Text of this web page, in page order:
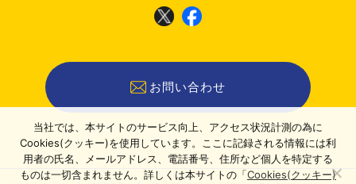
お問い合わせ
当社では、本サイトのサービス向上、アクセス状況計測の為に
Cookies(クッキー)を使用しています。ここに記録される情報には利
用者の氏名、メールアドレス、電話番号、住所など個人を特定する
ものは一切含まれません。詳しくは本サイトの「Cookies(クッキー)